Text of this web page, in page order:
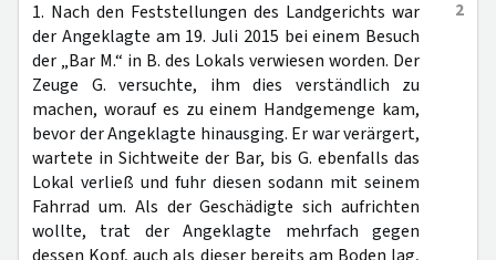
2
1. Nach den Feststellungen des Landgerichts war
der Angeklagte am 19. Juli 2015 bei einem Besuch
der „Bar M.“ in B. des Lokals verwiesen worden. Der
Zeuge G. versuchte, ihm dies verständlich zu
machen, worauf es zu einem Handgemenge kam,
bevor der Angeklagte hinausging. Er war verärgert,
wartete in Sichtweite der Bar, bis G. ebenfalls das
Lokal verließ und fuhr diesen sodann mit seinem
Fahrrad um. Als der Geschädigte sich aufrichten
wollte, trat der Angeklagte mehrfach gegen